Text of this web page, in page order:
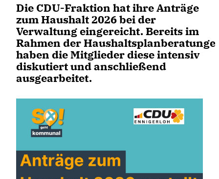
Die CDU-Fraktion hat ihre Anträge
zum Haushalt 2026 bei der
Verwaltung eingereicht. Bereits im
Rahmen der
haben die Mitglieder diese intensiv
diskutiert und anschließend
ausgearbeitet.